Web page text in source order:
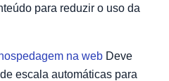
para reduzir o uso da
na web Deve
escala automáticas para